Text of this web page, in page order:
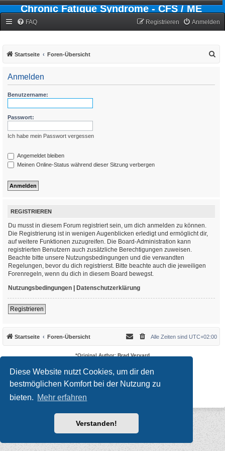
Diese Website nutzt Cookies, um dir den
bestmöglichen Komfort bei der Nutzung zu
bieten. Mehr erfahren
Verstanden!
Chronic Fatigue Syndrome - CFS / ME
FAQ Anmelden
Registrieren
Startseite Foren-Übersicht
Anmelden
Benutzername:
Passwort:
Ich habe mein Passwort vergessen
Angemeldet bleiben
Meinen Online-Status während dieser Sitzung verbergen
REGISTRIEREN
Du musst in diesem Forum registriert sein, um dich anmelden zu können.
Die Registrierung ist in wenigen Augenblicken erledigt und ermöglicht dir,
auf weitere Funktionen zuzugreifen. Die Board-Administration kann
registrierten Benutzern auch zusätzliche Berechtigungen zuweisen.
Beachte bitte unsere Nutzungsbedingungen und die verwandten
Regelungen, bevor du dich registrierst. Bitte beachte auch die jeweiligen
Forenregeln, wenn du dich in diesem Board bewegst.
Nutzungsbedingungen | Datenschutzerklärung
Registrieren
Startseite Foren-Übersicht Alle Zeiten sind UTC+02:00
*Original Author: Brad Veryard
Powered byphpBB® Forum Software © phpBB Limited
Deutsche Übersetzung durchphpBB.de